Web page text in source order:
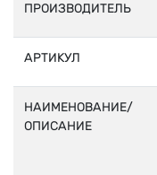
ПРОИЗВОДИТЕЛЬ
АРТИКУЛ
НАИМЕНОВАНИЕ/
ОПИСАНИЕ